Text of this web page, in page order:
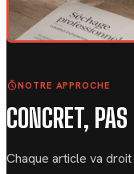
NOTRE APPROCHE
CONCRET,
Chaque article va